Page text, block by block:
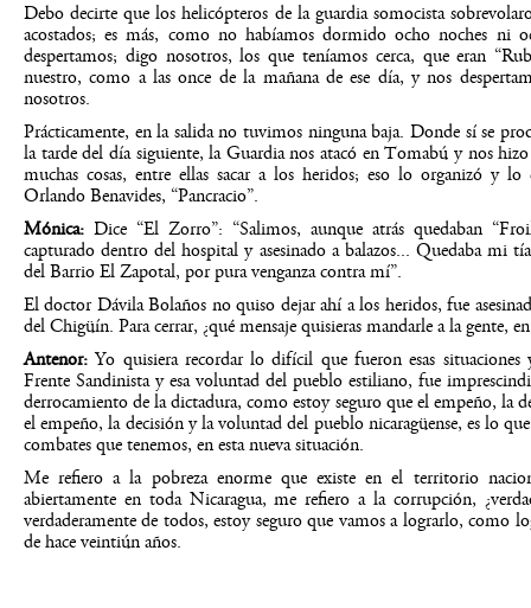
Debo decirte que los helicópteros de la guardia somocista
acostados; es más, como no habíamos dormido ocho noches ni
despertamos; digo nosotros, los que teníamos cerca, que eran
nuestro, como a las once de la mañana de ese día, y nos
nosotros.
Prácticamente, en la salida no tuvimos ninguna baja. Donde sí se
la tarde del día siguiente, la Guardia nos atacó en Tomabú y nos
muchas cosas, entre ellas sacar a los heridos; eso lo organizó y
Orlando Benavides, “Pancracio”.
Mónica: Dice “El Zorro”: “Salimos, aunque atrás quedaban
capturado dentro del hospital y asesinado a balazos... Quedaba mi
del Barrio El Zapotal, por pura venganza contra mí”.
El doctor Dávila Bolaños no quiso dejar ahí a los heridos, fue
del Chigüín. Para cerrar, ¿qué mensaje quisieras mandarle a la gente, en
Antenor:Yo quisiera recordar lo difícil que fueron esas
Frente Sandinista y esa voluntad del pueblo estiliano, fue
derrocamiento de la dictadura, como estoy seguro que el empeño, la
el empeño, la decisión y la voluntad del pueblo nicaragüense, es lo
combates que tenemos, en esta nueva situación.
Me refiero a la pobreza enorme que existe en el territorio
abiertamente en toda Nicaragua, me refiero a la corrupción,
verdaderamente de todos, estoy seguro que vamos a lograrlo, como
de hace veintiún años.